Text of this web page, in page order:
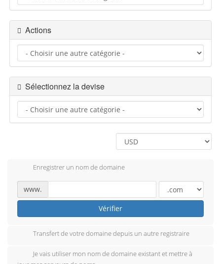
Actions
Sélectionnez la devise
Enregistrer un nom de domaine
www.
Vérifier
Transfert de votre domaine depuis un autre registraire
Je vais utiliser mon nom de domaine existant et mettre à